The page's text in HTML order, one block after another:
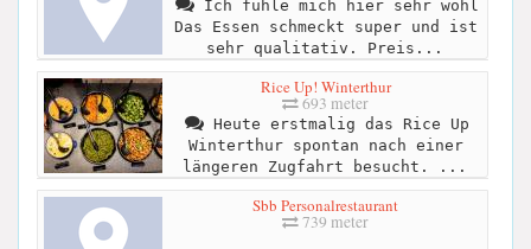
Ich fühle mich hier sehr wohl
Das Essen schmeckt super und ist
sehr qualitativ. Preis...
Rice Up! Winterthur
693 meter
Heute erstmalig das Rice Up
Winterthur spontan nach einer
längeren Zugfahrt besucht. ...
Sbb Personalrestaurant
739 meter